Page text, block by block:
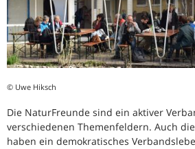
© Uwe Hiksch
Die NaturFreunde sind ein aktiver
verschiedenen Themenfeldern. Auch
haben ein demokratisches